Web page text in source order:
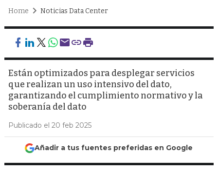
Home Noticias Data Center
Están optimizados para desplegar servicios
que realizan un uso intensivo del dato,
garantizando el cumplimiento normativo y la
soberanía del dato
Publicado el 20 feb 2025
Añadir a tus fuentes preferidas en Google